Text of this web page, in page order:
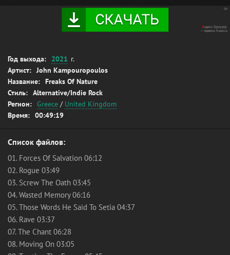
Год выхода: 2021 г.
Артист: John Kampouropoulos
Название: Freaks Of Nature
Стиль: Alternative/Indie Rock
Регион:
Greece / United Kingdom
Время: 00:49:19
Список файлов:
01. Forces Of Salvation 06:12
02. Rogue 03:49
03. Screw The Oath 03:45
04. Wasted Memory 06:16
05. Those Words He Said To Setia 04:37
06. Rave 03:37
07. The Chant 06:28
08. Moving On 03:05